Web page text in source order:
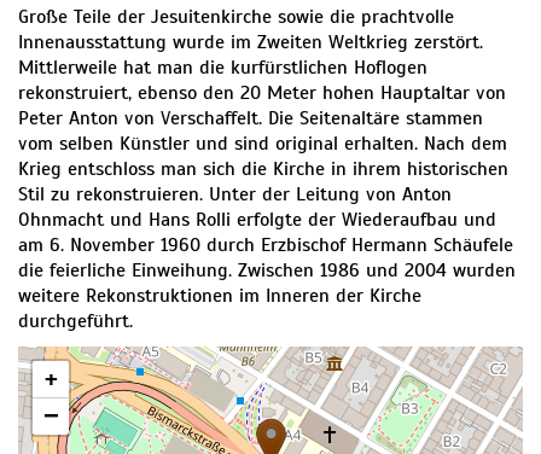
Große Teile der Jesuitenkirche sowie die prachtvolle
Innenausstattung wurde im Zweiten Weltkrieg zerstört.
Mittlerweile hat man die kurfürstlichen Hoflogen
rekonstruiert, ebenso den 20 Meter hohen Hauptaltar von
Peter Anton von Verschaffelt. Die Seitenaltäre stammen
vom selben Künstler und sind original erhalten. Nach dem
Krieg entschloss man sich die Kirche in ihrem historischen
Stil zu rekonstruieren. Unter der Leitung von Anton
Ohnmacht und Hans Rolli erfolgte der Wiederaufbau und
am 6. November 1960 durch Erzbischof Hermann Schäufele
die feierliche Einweihung. Zwischen 1986 und 2004 wurden
weitere Rekonstruktionen im Inneren der Kirche
durchgeführt.
+
−